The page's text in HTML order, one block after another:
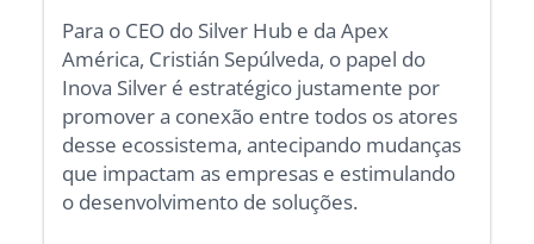
Para o CEO do Silver Hub e da Apex
América, Cristián Sepúlveda, o papel do
Inova Silver é estratégico justamente por
promover a conexão entre todos os atores
desse ecossistema, antecipando mudanças
que impactam as empresas e estimulando
o desenvolvimento de soluções.